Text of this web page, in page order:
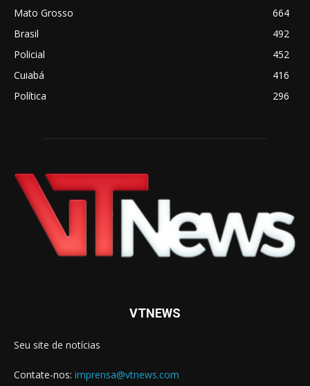
Mato Grosso
664
Brasil
492
Policial
452
Cuiabá
416
Política
296
VTNEWS
Seu site de notícias
Contate-nos: imprensa@vtnews.com